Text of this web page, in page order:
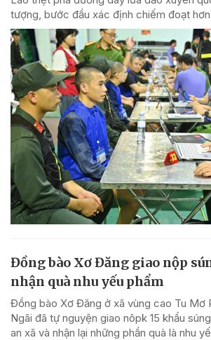
tượng, bước đầu xác định chiếm đoạt
Đồng bào Xơ Đăng giao nộp
nhận quà nhu yếu phẩm
Đồng bào Xơ Đăng ở xã vùng cao Tu Mơ
Ngãi đã tự nguyện giao nôpk 15 khẩu
an xã và nhận lại những phần quà là nhu